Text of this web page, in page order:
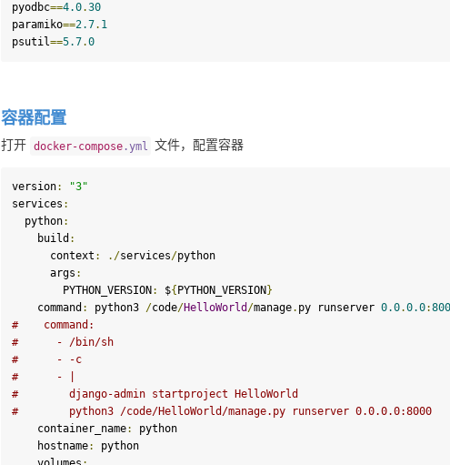
pyodbc==4.0.30
paramiko==2.7. 1
psutil==5.7.0
容器配置
打开 docker-compose.yml 文件，配置容器
version:
"3"
services :
  python
:
    build
:
      context
: ./services/python
      args
:
        PYTHON_VERSION
: ${ PYTHON_VERSION }
command : python3 /code/HelloWorld /manage. py runserver 0.0.0.0:
#    command:
#      - /bin/sh
#      - -c
#      - |
#        django-admin startproject HelloWorld
#        python3 /code/HelloWorld/manage.py runserver 0.0.0.0:8000
    container_name
:
python
    hostname
:
python